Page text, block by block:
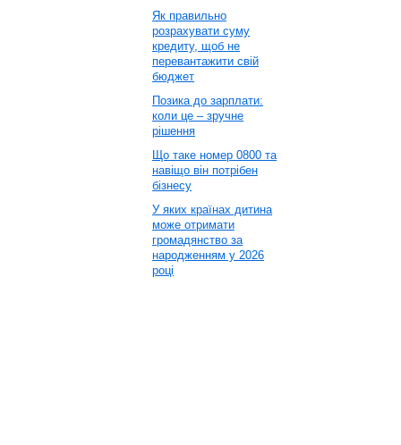
Як правильно
розрахувати суму
кредиту, щоб не
перевантажити свій
бюджет
Позика до зарплати:
коли це – зручне
рішення
Що таке номер 0800 та
навіщо він потрібен
бізнесу
У яких країнах дитина
може отримати
громадянство за
народженням у 2026
році